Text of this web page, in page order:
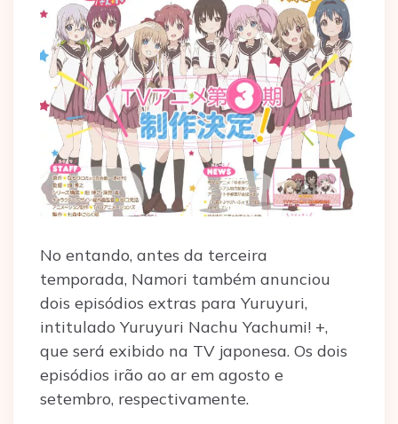
No entando, antes da terceira
temporada, Namori também anunciou
dois episódios extras para Yuruyuri,
intitulado Yuruyuri Nachu Yachumi! +,
que será exibido na TV japonesa. Os dois
episódios irão ao ar em agosto e
setembro, respectivamente.